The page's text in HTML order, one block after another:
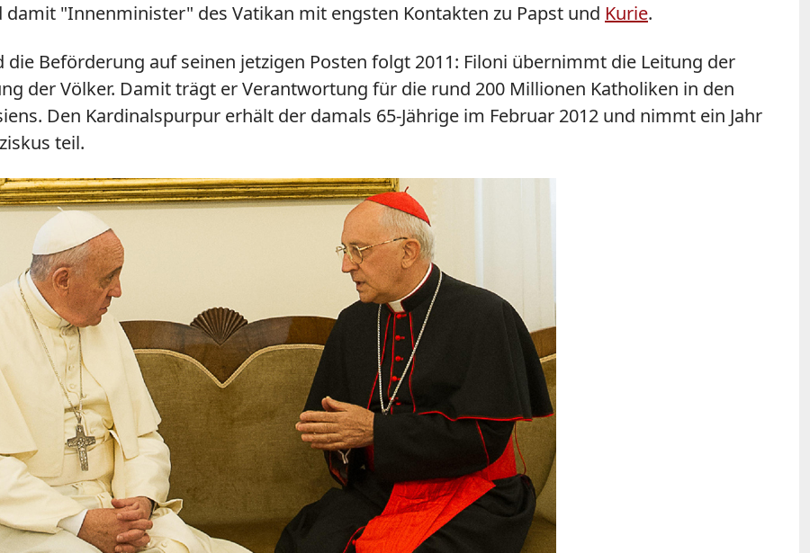
"Innenminister" des Vatikan mit engsten Kontakten zu Papst und Kurie.
die Beförderung auf seinen jetzigen Posten folgt 2011: Filoni übernimmt die Leitung der
der Völker. Damit trägt er Verantwortung für die rund 200 Millionen Katholiken in den
Den Kardinalspurpur erhält der damals 65-Jährige im Februar 2012 und nimmt ein Jahr
teil.